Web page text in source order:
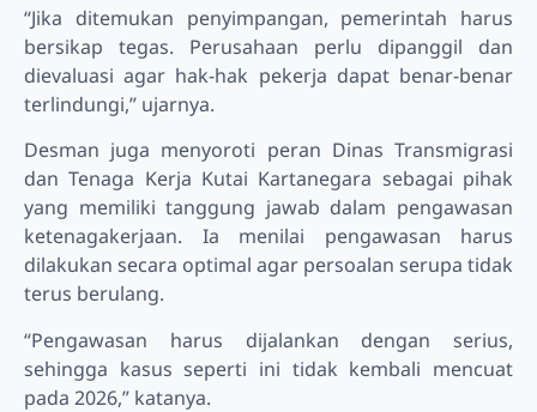
“Jika ditemukan penyimpangan, pemerintah harus
bersikap tegas. Perusahaan perlu dipanggil dan
dievaluasi agar hak-hak pekerja dapat benar-benar
terlindungi,” ujarnya.
Desman juga menyoroti peran Dinas Transmigrasi
dan Tenaga Kerja Kutai Kartanegara sebagai pihak
yang memiliki tanggung jawab dalam pengawasan
ketenagakerjaan. Ia menilai pengawasan harus
dilakukan secara optimal agar persoalan serupa tidak
terus berulang.
“Pengawasan harus dijalankan dengan serius,
sehingga kasus seperti ini tidak kembali mencuat
pada 2026,” katanya.